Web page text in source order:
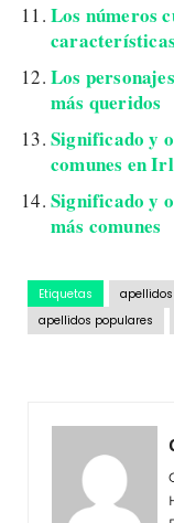
Los números
características
Los
más queridos
Significado y
comunes en
Significado y
más comunes
Etiquetas
apellidos populares